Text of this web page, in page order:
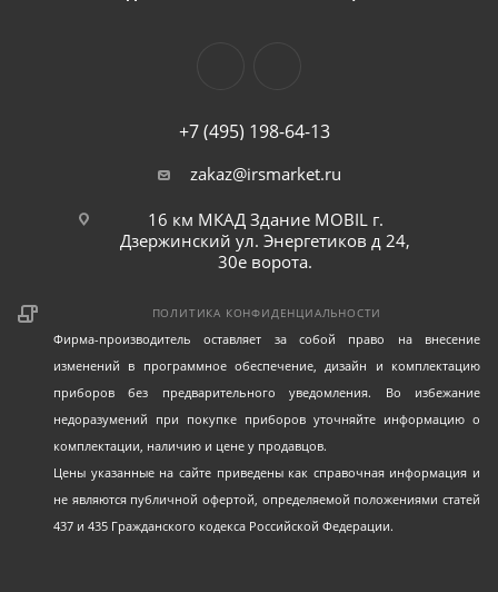
+7 (495) 198-64-13
zakaz@irsmarket.ru
16 км МКАД Здание MOBIL г.
Дзержинский ул. Энергетиков д 24,
30е ворота.
ПОЛИТИКА КОНФИДЕНЦИАЛЬНОСТИ
Фирма-производитель оставляет за собой право на внесение
изменений в программное обеспечение, дизайн и комплектацию
приборов без предварительного уведомления. Во избежание
недоразумений при покупке приборов уточняйте информацию о
комплектации, наличию и цене у продавцов.
Цены указанные на сайте приведены как справочная информация и
не являются публичной офертой, определяемой положениями статей
437 и 435 Гражданского кодекса Российской Федерации.